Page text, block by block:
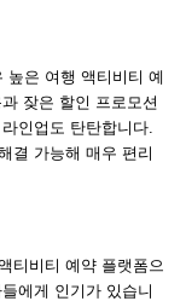
높은 여행 액티비티 예
잦은 할인 프로모션
인업도 탄탄합니다.
결 가능해 매우 편리
티비티 예약 플랫폼으
에게 인기가 있습니